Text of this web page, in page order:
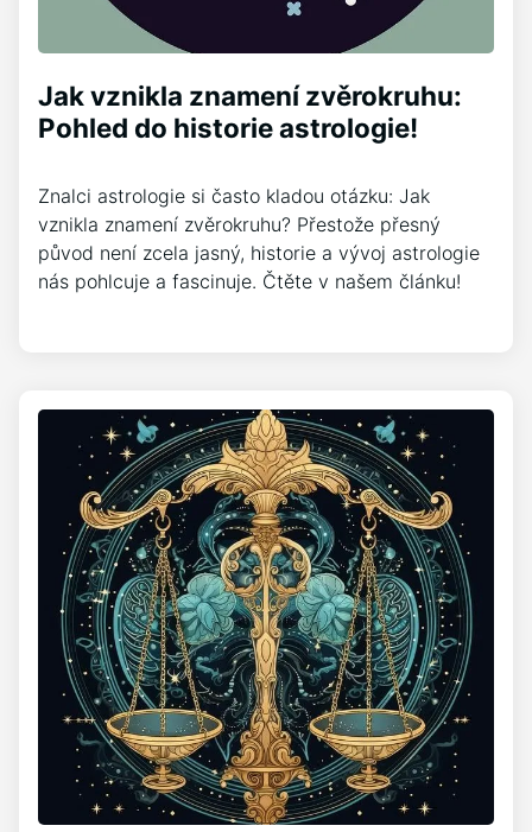
Jak vznikla znamení zvěrokruhu:
Pohled do historie astrologie!
Znalci astrologie si často kladou otázku: Jak
vznikla znamení zvěrokruhu? Přestože přesný
původ není zcela jasný, historie a vývoj astrologie
nás pohlcuje a fascinuje. Čtěte v našem článku!